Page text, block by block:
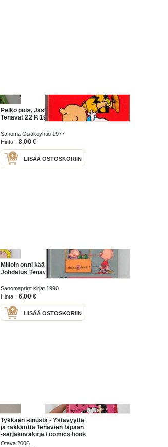
Pelko pois, Jaska Jokunen-
Tenavat 22 P. 1977.
Sanoma Osakeyhtiö 1977
Hinta:
8,00 €
LISÄÄ OSTOSKORIIN
Milloin onni kääntyy?
Johdatus Tenavat -terapiaan
Sanomaprint kirjat 1990
Hinta:
6,00 €
LISÄÄ OSTOSKORIIN
Tykkään sinusta - Ystävyyttä
ja rakkautta Tenavien tapaan
-sarjakuvakirja / comics book
Otava 2006